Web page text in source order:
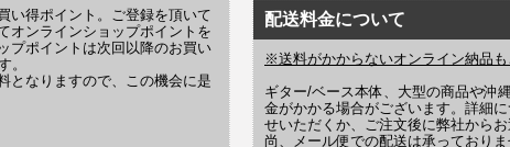
い得ポイント。ご登録を頂いて
オンラインショップポイントを
プポイントは次回以降のお買い
。
となりますので、この機会に是
配送料金について
※送料がかからないオンライン納品も
ギター/ベース本体、大型の商品や沖
金がかかる場合がございます。詳細
せいただくか、ご注文後に弊社から
尚、メール便での配送は承っておりま